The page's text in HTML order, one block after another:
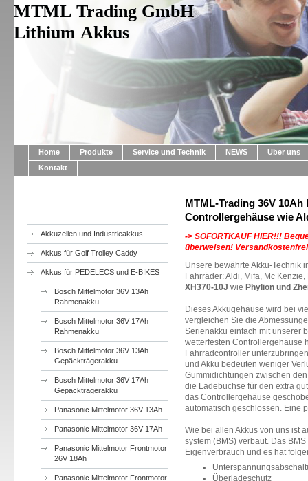
MTML Trading GmbH
Lithium Akkus
Home Produkte Service und Technik NEWS
Über uns
Kontakt
Akkuzellen und Industrieakkus
Akkus für Golf Trolley Caddy
Akkus für PEDELECS und E-BIKES
Bosch Mittelmotor 36V 13Ah
Rahmenakku
Bosch Mittelmotor 36V 17Ah
Rahmenakku
Bosch Mittelmotor 36V 13Ah
Gepäckträgerakku
Bosch Mittelmotor 36V 17Ah
Gepäckträgerakku
Panasonic Mittelmotor 36V 13Ah
Panasonic Mittelmotor 36V 17Ah
Panasonic Mittelmotor Frontmotor
26V 18Ah
Panasonic Mittelmotor Frontmotor
MTML-Trading 36V
Controllergehäuse wie
-> SOFORTKAUF HIER!!!
überweisen!
Unsere bewährte Akku-Technik
Fahrräder: Aldi, Mifa, Mc
XH370-10J wie Phylion und
Dieses Akkugehäuse wird bei
vergleichen Sie die
Serienakku einfach mit unserer
wetterfesten Controllergehäuse
Fahrradcontroller
und Akku bedeuten weniger
Gummidichtungen zwischen
die Ladebuchse für den extra
das Controllergehäuse
automatisch geschlossen. Eine
Wie bei allen Akkus von uns ist
system (BMS) verbaut. Das
Eigenverbrauch und es hat
Überladeschutz